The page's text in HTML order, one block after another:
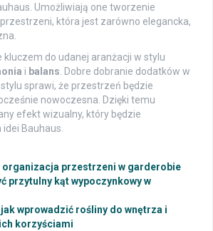
Umożliwiają one tworzenie
która jest zarówno elegancka,
kluczem do udanej aranżacji w stylu
i balans. Dobre dobranie dodatków w
sprawi, że przestrzeń będzie
nowoczesna. Dzięki temu
efekt wizualny, który będzie
Bauhaus.
organizacja przestrzeni w garderobie
przytulny kąt wypoczynkowy w
wprowadzić rośliny do wnętrza i
korzyściami